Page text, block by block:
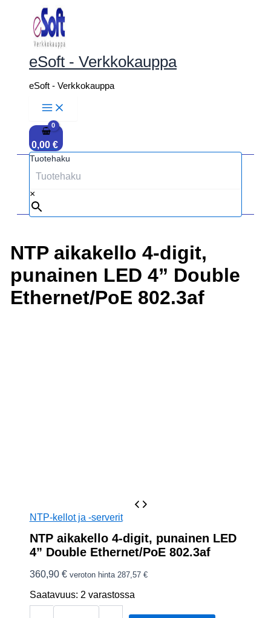
sisältöön
eSoft - Verkkokauppa
eSoft - Verkkokauppa
0,00 €
Tuotehaku
×
NTP aikakello 4-digit,
punainen LED 4” Double
Ethernet/PoE 802.3af
NTP-kellot ja -serverit
NTP aikakello 4-digit, punainen LED
4” Double Ethernet/PoE 802.3af
360,90 € veroton hinta 287,57 €
Saatavuus: 2 varastossa